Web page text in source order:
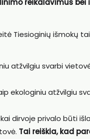
reikalavimus
Tiesioginių išmokų
atžvilgiu svarbi
ekologiniu atžvilgiu
dirvoje privalo būti
Tai reiškia, kad